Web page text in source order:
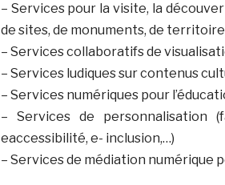
– Services pour la visite, la
de sites, de monuments, de
– Services collaboratifs de
– Services ludiques sur contenus
– Services numériques pour
– Services de personnalisation
eaccessibilité, e- inclusion,…)
– Services de médiation numérique